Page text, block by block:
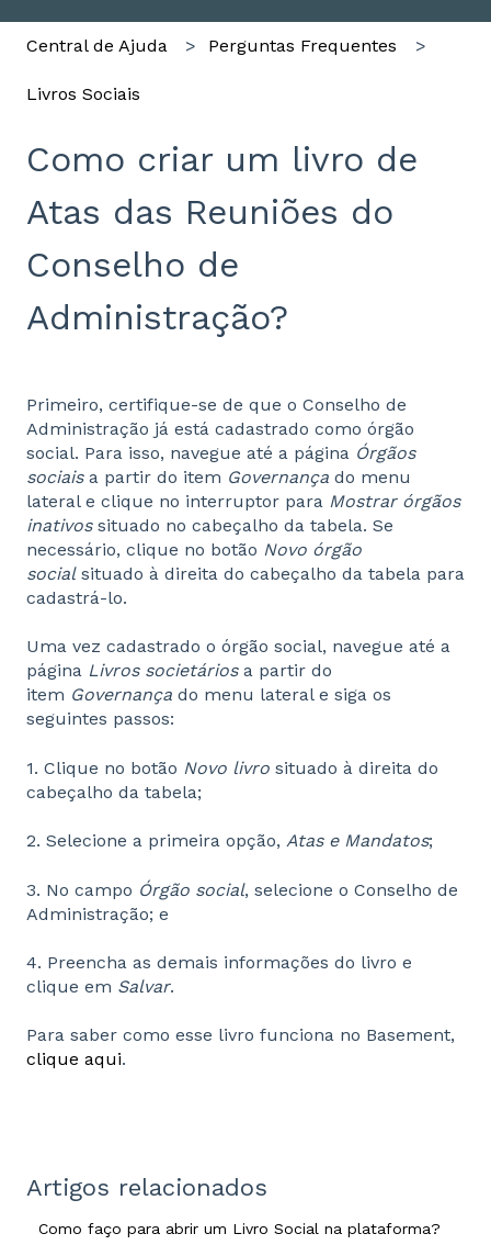
Central de Ajuda Perguntas Frequentes
Livros Sociais
Como criar um livro de
Atas das Reuniões do
Conselho de
Administração?
Primeiro, certifique-se de que o Conselho de
Administração já está cadastrado como órgão
social. Para isso, navegue até a página Órgãos
sociais a partir do item Governança do menu
lateral e clique no interruptor para Mostrar órgãos
inativossituado no cabeçalho da tabela. Se
necessário, clique no botão Novo órgão
socialsituado à direita do cabeçalho da tabela para
cadastrá-lo.
Uma vez cadastrado o órgão social, navegue até a
página Livros societáriosa partir do
item Governança do menu lateral e siga os
seguintes passos:
1. Clique no botão Novo livro situado à direita do
cabeçalho da tabela;
2. Selecione a primeira opção, Atas e Mandatos;
3. No campo Órgão social, selecione o Conselho de
Administração; e
4. Preencha as demais informações do livro e
clique em Salvar.
Para saber como esse livro funciona no Basement,
clique aqui.
Artigos relacionados
Como faço para abrir um Livro Social na plataforma?